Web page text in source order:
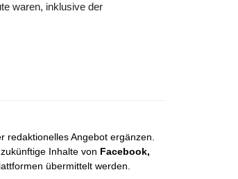
waren, inklusive der
redaktionelles Angebot ergänzen.
Inhalte von Facebook,
übermittelt werden.